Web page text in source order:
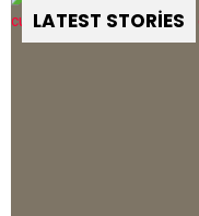
LATEST STORIES